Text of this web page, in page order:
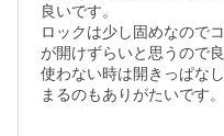
良いです。
ロックは少し固めなので
が開けずらいと思うので
使わない時は開きっぱな
まるのもありがたいです。